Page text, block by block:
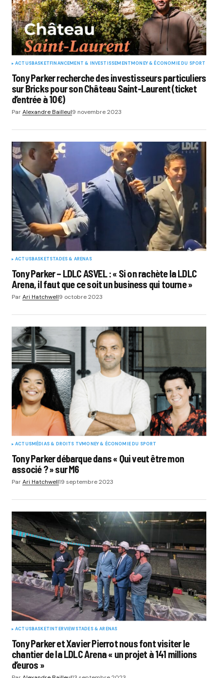
ACTUSBASKETFINANCEMENT & INVESTISSEMENTMONEY & ÉCONOMIE DU SPORT
Tony Parker recherche des investisseurs particuliers
sur Bricks pour son Château Saint-Laurent (ticket
d’entrée à 10€)
ParAlexandre Bailleul9 novembre 2023
ACTUSBASKETSTADES & ARENAS
Tony Parker – LDLC ASVEL : « Si on rachète la LDLC
Arena, il faut que ce soit un business qui tourne »
ParAri Hatchwell9 octobre 2023
ACTUSMÉDIAS & DROITS TVMONEY & ÉCONOMIE DU SPORT
Tony Parker débarque dans « Qui veut être mon
associé ? » sur M6
ParAri Hatchwell19 septembre 2023
ACTUSBASKETINTERVIEWSTADES & ARENAS
Tony Parker et Xavier Pierrot nous font visiter le
chantier de la LDLC Arena « un projet à 141 millions
d’euros »